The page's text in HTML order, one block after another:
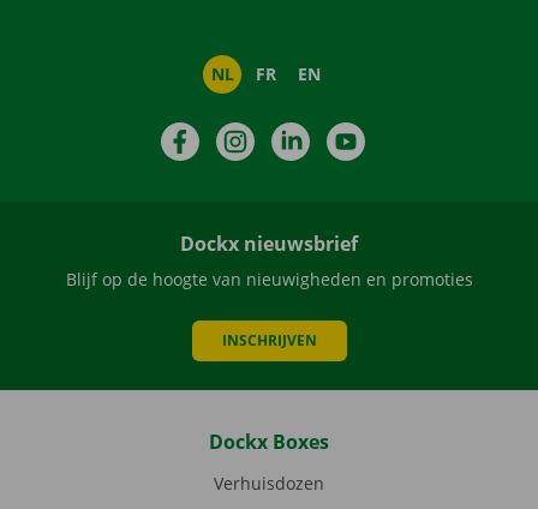
NL FR EN
FacebookInstagramLinkedIn
Dockx nieuwsbrief
Blijf op de hoogte van nieuwigheden en promoties
INSCHRIJVEN
Dockx Boxes
Verhuisdozen